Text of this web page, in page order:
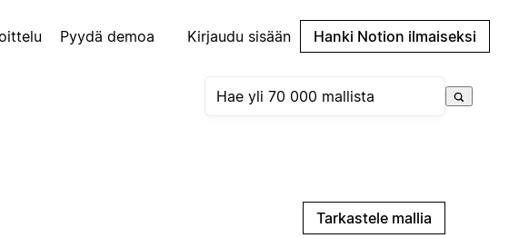
Pyydä demoa Kirjaudu sisään Hanki Notion ilmaiseksi
Tarkastele mallia